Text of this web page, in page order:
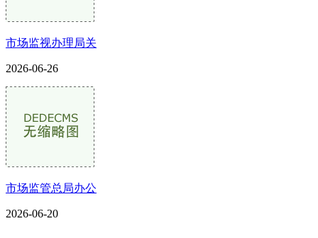
市场监视办理局关
2026-06-26
市场监管总局办公
2026-06-20